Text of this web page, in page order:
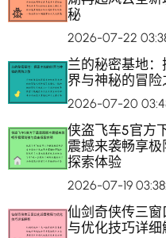
秘
2026-07-22
兰的秘密基地
界与神秘的冒险
2026-07-20
侠盗飞车5官方
震撼来袭畅享极
探索体验
2026-07-19
仙剑奇侠传三窗
与优化技巧详细